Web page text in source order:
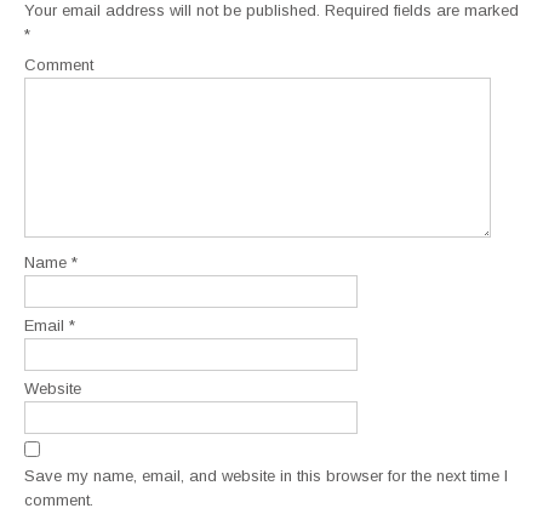
n
a
v
i
o
Your email address will not be published. Required fields are marked
*
Comment
Name *
Email *
Website
Save my name, email, and website in this browser for the next time I
comment.